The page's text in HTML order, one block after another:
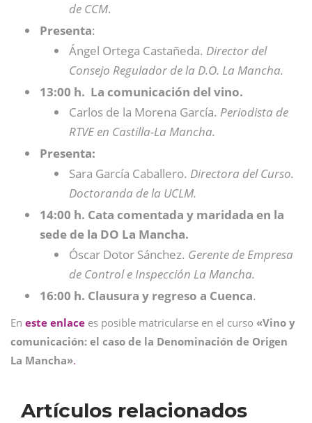
de CCM.
Presenta:
Ángel Ortega Castañeda. Director del
Consejo Regulador de la D.O. La Mancha.
13:00 h. La comunicación del vino.
Carlos de la Morena García. Periodista de
RTVE en Castilla-La Mancha.
Presenta:
Sara García Caballero. Directora del Curso.
Doctoranda de la UCLM.
14:00 h. Cata comentada y maridada en la
sede de la DO La Mancha.
Óscar Dotor Sánchez. Gerente de Empresa
de Control e Inspección La Mancha.
16:00 h. Clausura y regreso a Cuenca.
En este enlace es posible matricularse en el curso «Vino y
comunicación: el caso de la Denominación de Origen
La Mancha».
Artículos relacionados